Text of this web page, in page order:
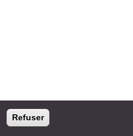
Refuser